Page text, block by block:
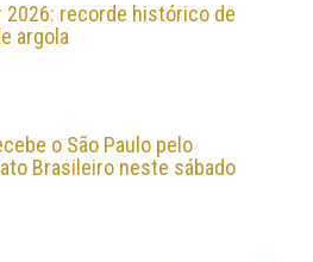
2026: recorde histórico de
argola
o São Paulo pelo
Brasileiro neste sábado